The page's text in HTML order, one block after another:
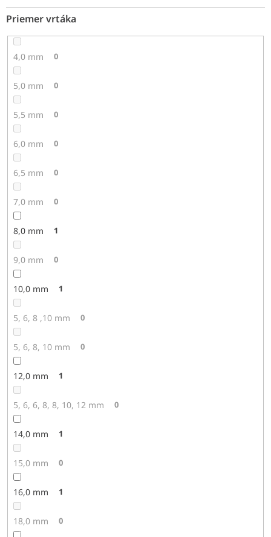
Priemer vrtáka
4,0 mm 0
5,0 mm 0
5,5 mm 0
6,0 mm 0
6,5 mm 0
7,0 mm 0
8,0 mm 1
9,0 mm 0
10,0 mm 1
5, 6, 8 ,10 mm 0
5, 6, 8, 10 mm 0
12,0 mm 1
5, 6, 6, 8, 8, 10, 12 mm 0
14,0 mm 1
15,0 mm 0
16,0 mm 1
18,0 mm 0